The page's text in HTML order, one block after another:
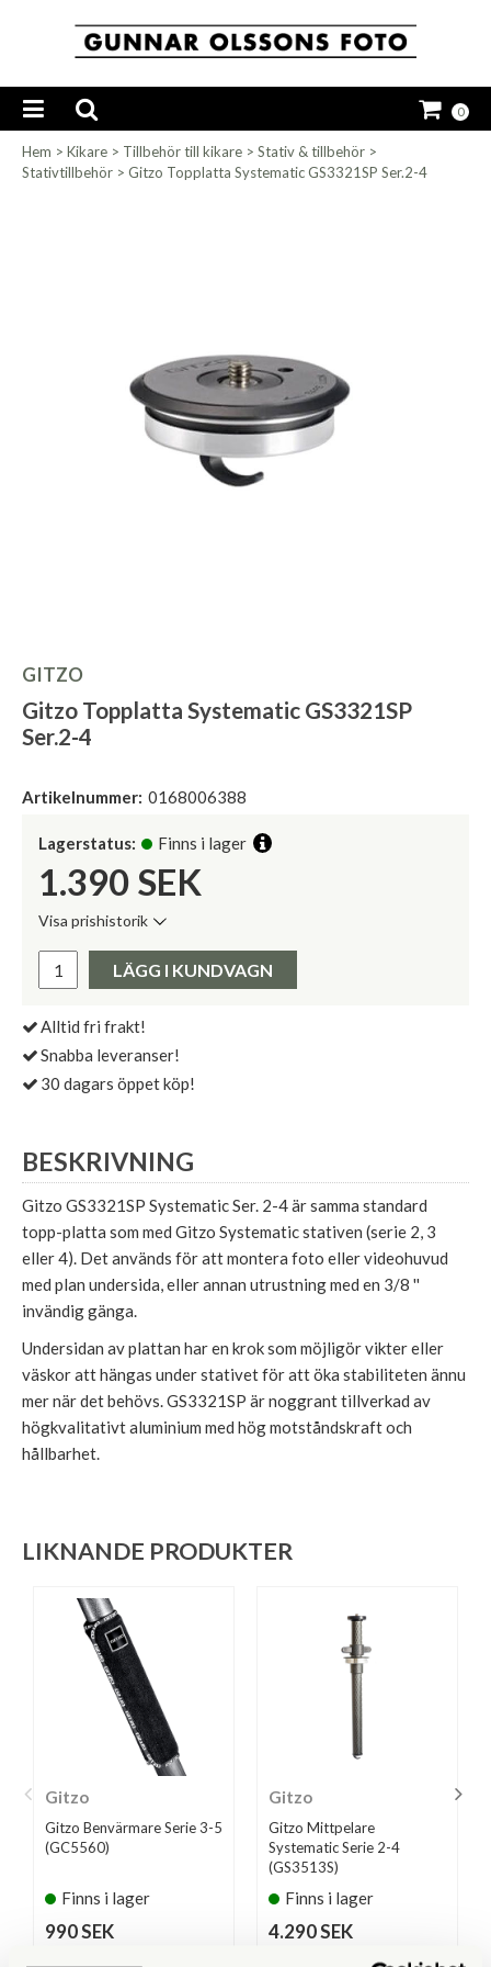
0
Hem > Kikare > Tillbehör till kikare > Stativ & tillbehör >
Stativtillbehör > Gitzo Topplatta Systematic GS3321SP Ser.2-4
GITZO
Gitzo Topplatta Systematic GS3321SP
Ser.2-4
Artikelnummer: 0168006388
Lagerstatus: Finns i lager
1.390 SEK
Visa prishistorik
Pris:
LÄGG I KUNDVAGN
Alltid fri frakt!
Snabba leveranser!
30 dagars öppet köp!
BESKRIVNING
Gitzo GS3321SP Systematic Ser. 2-4 är samma standard
topp-platta som med Gitzo Systematic stativen (serie 2, 3
eller 4). Det används för att montera foto eller videohuvud
med plan undersida, eller annan utrustning med en 3/8 ''
invändig gänga.
Undersidan av plattan har en krok som möjligör vikter eller
väskor att hängas under stativet för att öka stabiliteten ännu
mer när det behövs. GS3321SP är noggrant tillverkad av
högkvalitativt aluminium med hög motståndskraft och
hållbarhet.
LIKNANDE PRODUKTER
Gitzo
Gitzo Benvärmare Serie 3-5
(GC5560)
Finns i lager
990 SEK
Gitzo
Gitzo Mittpelare
Systematic Serie 2-4
(GS3513S)
Finns i lager
4.290 SEK